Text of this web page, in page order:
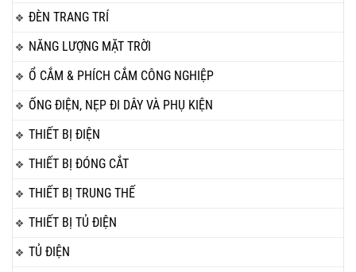
ĐÈN TRANG TRÍ
NĂNG LƯỢNG MẶT TRỜI
Ổ CẮM & PHÍCH CẮM CÔNG NGHIỆP
ỐNG ĐIỆN, NẸP ĐI DÂY VÀ PHỤ KIỆN
THIẾT BỊ ĐIỆN
THIẾT BỊ ĐÓNG CẮT
THIẾT BỊ TRUNG THẾ
THIẾT BỊ TỦ ĐIỆN
TỦ ĐIỆN